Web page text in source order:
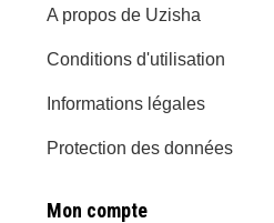
A propos de Uzisha
Conditions d'utilisation
Informations légales
Protection des données
Mon compte